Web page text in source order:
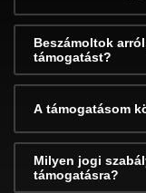
Beszámoltok
támogatást?
A támogatásom
Milyen jogi
támogatásra?